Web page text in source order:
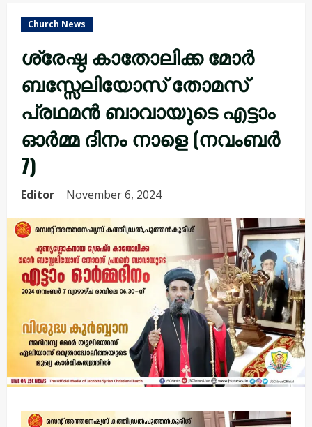
Church News
ശ്രേഷ്ഠ കാതോലിക്ക മോർ
ബസ്സേലിയോസ് തോമസ്
പ്രഥമൻ ബാവായുടെ എട്ടാം
ഓർമ്മ ദിനം നാളെ (നവംബർ
7)
Editor November 6, 2024